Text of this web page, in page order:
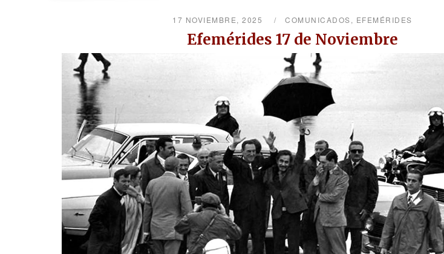
17 NOVIEMBRE, 2025 COMUNICADOS, EFEMÉRIDES
Efemérides 17 de Noviembre